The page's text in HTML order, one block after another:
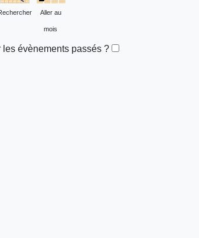
Aller au
mois
les évènements passés ?